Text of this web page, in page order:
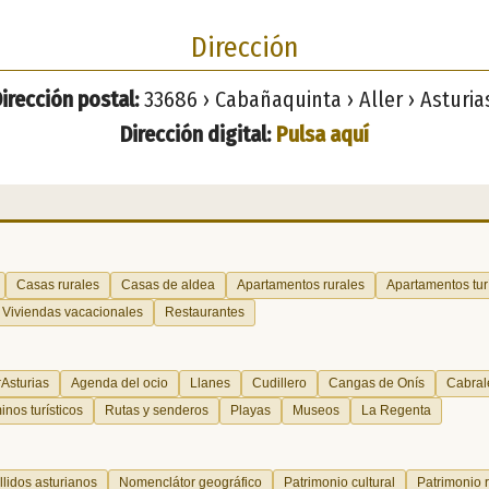
Dirección
postal:33686 › Cabañaquinta › Aller ›
Dirección digital: Pulsa aquí